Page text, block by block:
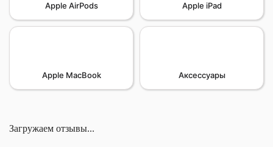
Apple AirPods Apple iPad
Apple MacBook Аксессуары
Загружаем отзывы...